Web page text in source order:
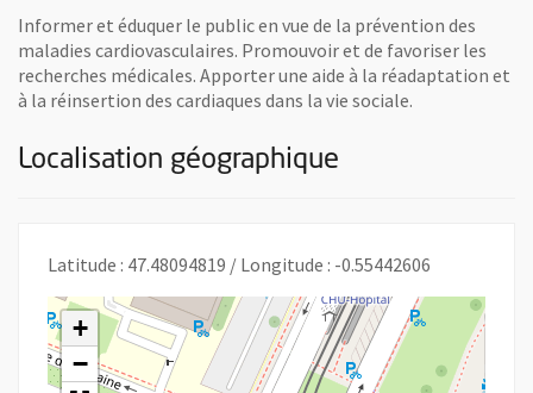
Informer et éduquer le public en vue de la prévention des
maladies cardiovasculaires. Promouvoir et de favoriser les
recherches médicales. Apporter une aide à la réadaptation et
à la réinsertion des cardiaques dans la vie sociale.
Localisation géographique
Latitude : 47.48094819 / Longitude : -0.55442606
+
−